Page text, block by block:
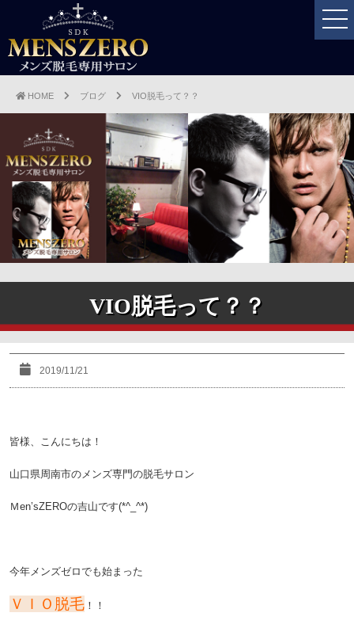
HOME ブログ VIO脱毛って？？
VIO脱毛って？？
2019/11/21
皆様、こんにちは！
山口県周南市のメンズ専門の脱毛サロン
Ｍen’sZEROの吉山です(*^_^*)
今年メンズゼロでも始まった
ＶＩＯ脱毛 ！！